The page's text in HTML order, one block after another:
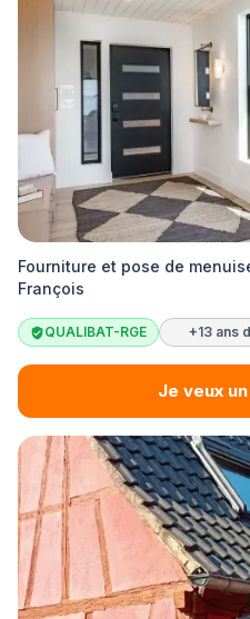
Fourniture et pose de
François
QUALIBAT-RGE +13 ans
Je veux